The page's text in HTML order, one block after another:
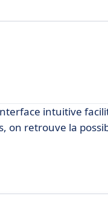
intuitive
on retrouve la